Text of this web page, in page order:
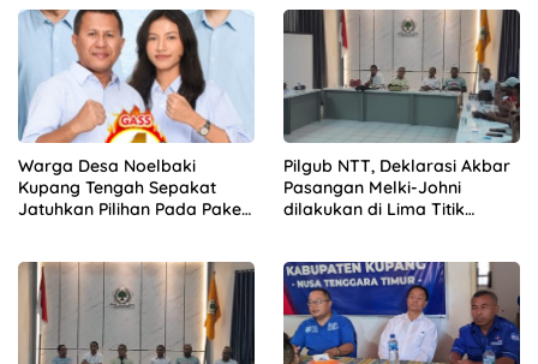
Warga Desa Noelbaki
Kupang Tengah Sepakat
Jatuhkan Pilihan Pada Paket
Pilgub NTT, Deklarasi Akbar
Pasangan Melki-Johni
dilakukan di Lima Titik